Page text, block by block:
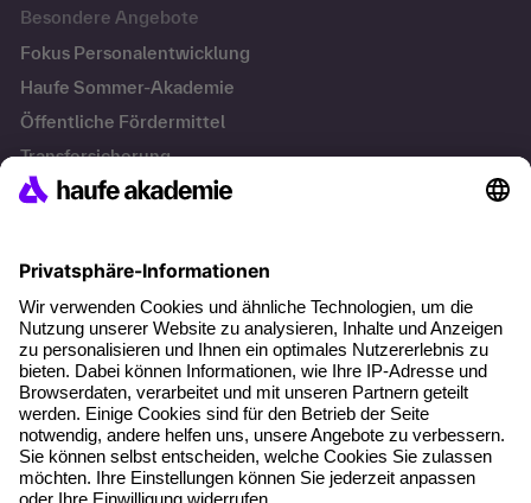
Besondere Angebote
Fokus Personalentwicklung
Haufe Sommer-Akademie
Öffentliche Fördermittel
Transfersicherung
Führung im KI-Zeitalter: Wie Human-AI-Leadership Teams
stark macht
Operatives Personalmanagement: Aufgaben, Prozesse
und Grundlagen im Überblick
KI Texte menschlicher machen und unverwechselbar
bleiben
KI-Projekte zum Erfolg bringen